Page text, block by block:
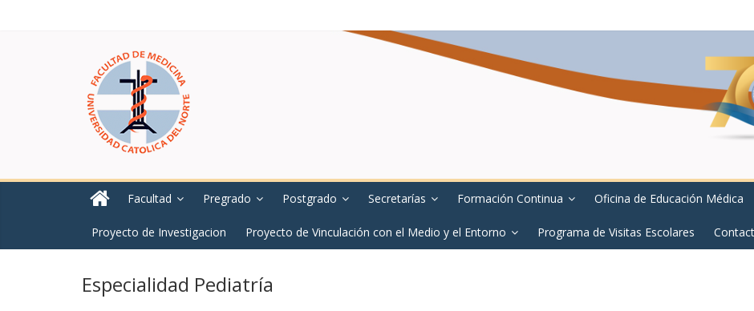
Facultad Pregrado Postgrado Secretarías Formación Continua Oficina de Educación Médica
Proyecto de Investigacion Proyecto de Vinculación con el Medio y el Entorno Programa de Visitas Escolares
Especialidad Pediatría